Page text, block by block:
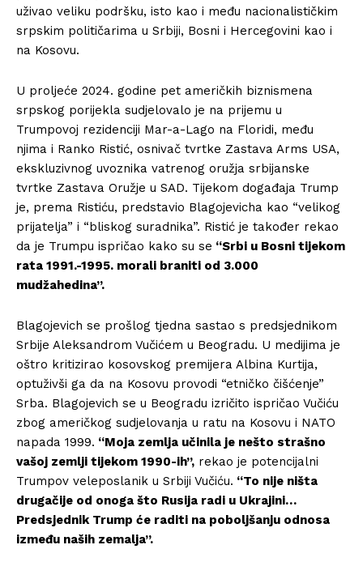
uživao veliku podršku, isto kao i među nacionalističkim
srpskim političarima u Srbiji, Bosni i Hercegovini kao i
na Kosovu.
U proljeće 2024. godine pet američkih biznismena
srpskog porijekla sudjelovalo je na prijemu u
Trumpovoj rezidenciji Mar-a-Lago na Floridi, među
njima i Ranko Ristić, osnivač tvrtke Zastava Arms USA,
ekskluzivnog uvoznika vatrenog oružja srbijanske
tvrtke Zastava Oružje u SAD. Tijekom događaja Trump
je, prema Ristiću, predstavio Blagojevicha kao “velikog
prijatelja” i “bliskog suradnika”. Ristić je također rekao
da je Trumpu ispričao kako su se “Srbi u Bosni tijekom
rata 1991.-1995. morali braniti od 3.000
mudžahedina”.
Blagojevich se prošlog tjedna sastao s predsjednikom
Srbije Aleksandrom Vučićem u Beogradu. U medijima je
oštro kritizirao kosovskog premijera Albina Kurtija,
optuživši ga da na Kosovu provodi “etničko čišćenje”
Srba. Blagojevich se u Beogradu izričito ispričao Vučiću
zbog američkog sudjelovanja u ratu na Kosovu i NATO
napada 1999. “Moja zemlja učinila je nešto strašno
vašoj zemlji tijekom 1990-ih”, rekao je potencijalni
Trumpov veleposlanik u Srbiji Vučiću. “To nije ništa
drugačije od onoga što Rusija radi u Ukrajini…
Predsjednik Trump će raditi na poboljšanju odnosa
između naših zemalja”.